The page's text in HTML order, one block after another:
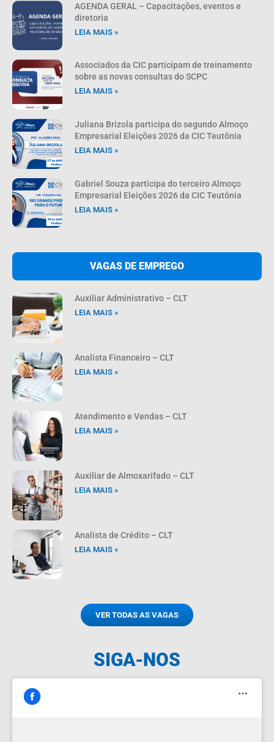
AGENDA GERAL – Capacitações, eventos e
diretoria
LEIA MAIS »
Associados da CIC participam de treinamento
sobre as novas consultas do SCPC
LEIA MAIS »
Juliana Brizola participa do segundo Almoço
Empresarial Eleições 2026 da CIC Teutônia
LEIA MAIS »
Gabriel Souza participa do terceiro Almoço
Empresarial Eleições 2026 da CIC Teutônia
LEIA MAIS »
VAGAS DE EMPREGO
Auxiliar Administrativo – CLT
LEIA MAIS »
Analista Financeiro – CLT
LEIA MAIS »
Atendimento e Vendas – CLT
LEIA MAIS »
Auxiliar de Almoxarifado – CLT
LEIA MAIS »
Analista de Crédito – CLT
LEIA MAIS »
VER TODAS AS VAGAS
SIGA-NOS